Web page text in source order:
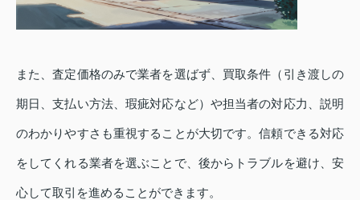
また、査定価格のみで業者を選ばず、買取条件（引き渡しの
期日、支払い方法、瑕疵対応など）や担当者の対応力、説明
のわかりやすさも重視することが大切です。信頼できる対応
をしてくれる業者を選ぶことで、後からトラブルを避け、安
心して取引を進めることができます。